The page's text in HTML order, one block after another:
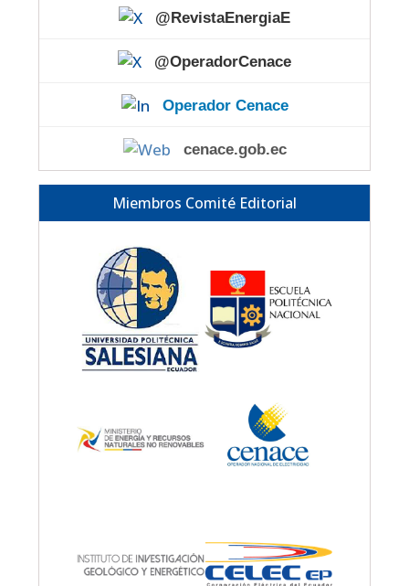
@RevistaEnergiaE
@OperadorCenace
Operador Cenace
cenace.gob.ec
Miembros Comité Editorial